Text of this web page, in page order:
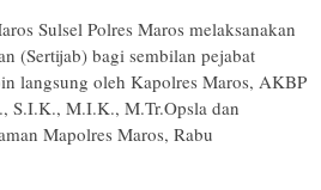
Sulsel Polres Maros melaksanakan
(Sertijab) bagi sembilan pejabat
langsung oleh Kapolres Maros, AKBP
S.I.K., M.I.K., M.Tr.Opsla dan
Mapolres Maros, Rabu